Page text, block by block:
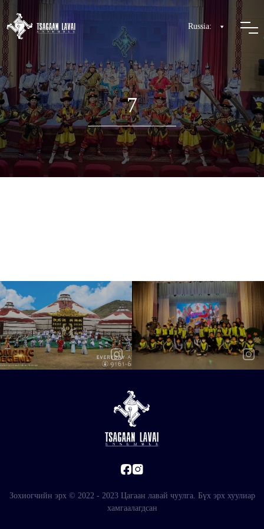
Russia:
7
Зохиогчийн эрх © 2022 - 2023 Цагаан лавай чуулга. Бүх эрх хуулиар
хамгаалагдсан